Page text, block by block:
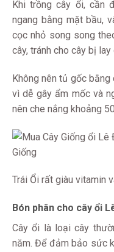
Khi trồng cây ổi, cần
ngang bằng mặt bầu,
cọc nhỏ song song
cây, tránh cho cây bị lay
Không nên tủ gốc bằng
vì dễ gây ẩm mốc và
nên che nắng khoảng
Trái Ổi rất giàu vitamin
Bón phân cho cây ổi
Cây ổi là loại cây
năm. Để đảm bảo sức